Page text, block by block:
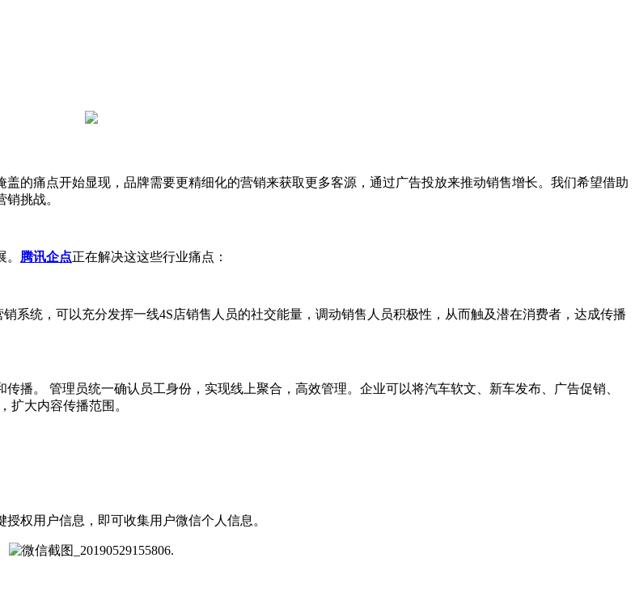
痛点开始显现，品牌需要更精细化的营销来获取更多客源，通过广告投放来推动销售增长。我们希望借助
挑战。
腾讯企点正在解决这这些行业痛点：
统，可以充分发挥一线4S店销售人员的社交能量，调动销售人员积极性，从而触及潜在消费者，达成传播
。 管理员统一确认员工身份，实现线上聚合，高效管理。企业可以将汽车软文、新车发布、广告促销、
扩大内容传播范围。
权用户信息，即可收集用户微信个人信息。